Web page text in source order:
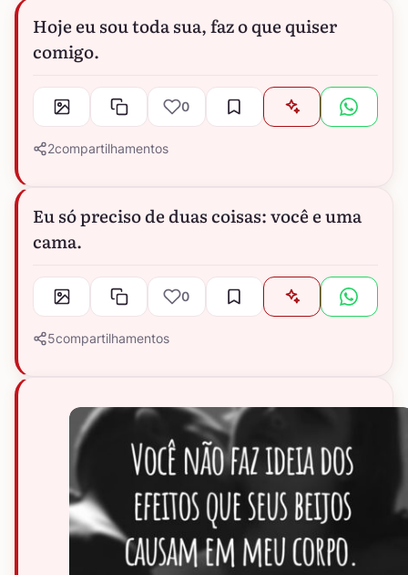
Hoje eu sou toda sua, faz o que quiser
comigo.
0
2compartilhamentos
Eu só preciso de duas coisas: você e uma
cama.
0
5compartilhamentos